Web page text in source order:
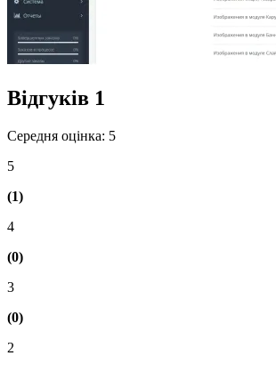
Відгуків 1
Середня оцінка: 5
5
(1)
4
(0)
3
(0)
2